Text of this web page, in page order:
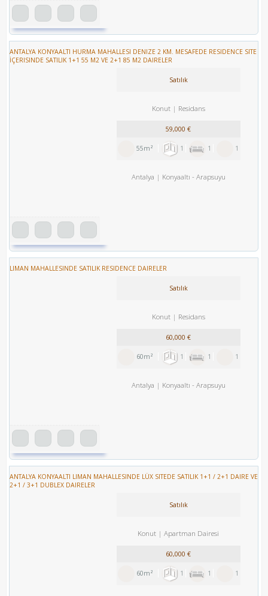
ANTALYA KONYAALTI HURMA MAHALLESI DENIZE 2 KM. MESAFEDE RESIDENCE SITE
İÇERISINDE SATILIK 1+1 55 M2 VE 2+1 85 M2 DAIRELER
Satılık
Konut Residans
59,000 €
55m² 1 1 1
Antalya Konyaaltı - Arapsuyu
LIMAN MAHALLESINDE SATILIK RESIDENCE DAIRELER
Satılık
Konut Residans
60,000 €
60m² 1 1 1
Antalya Konyaaltı - Arapsuyu
ANTALYA KONYAALTI LIMAN MAHALLESINDE LÜX SITEDE SATILIK 1+1 / 2+1 DAIRE VE
2+1 / 3+1 DUBLEX DAIRELER
Satılık
Konut Apartman Dairesi
60,000 €
60m² 1 1 1